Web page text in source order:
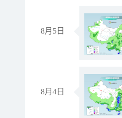
8月5日
8月4日